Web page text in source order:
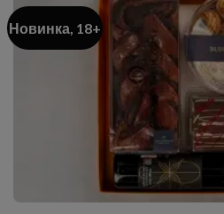
Новинка, 18+